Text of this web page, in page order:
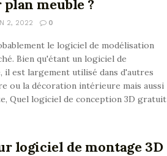
meuble ?
2, 2022 0
le logiciel de modélisation
Bien qu'étant un logiciel de
il est largement utilisé dans d'autres
ou la décoration intérieure mais aussi
Quel logiciel de conception 3D gratuit
logiciel de montage 3D